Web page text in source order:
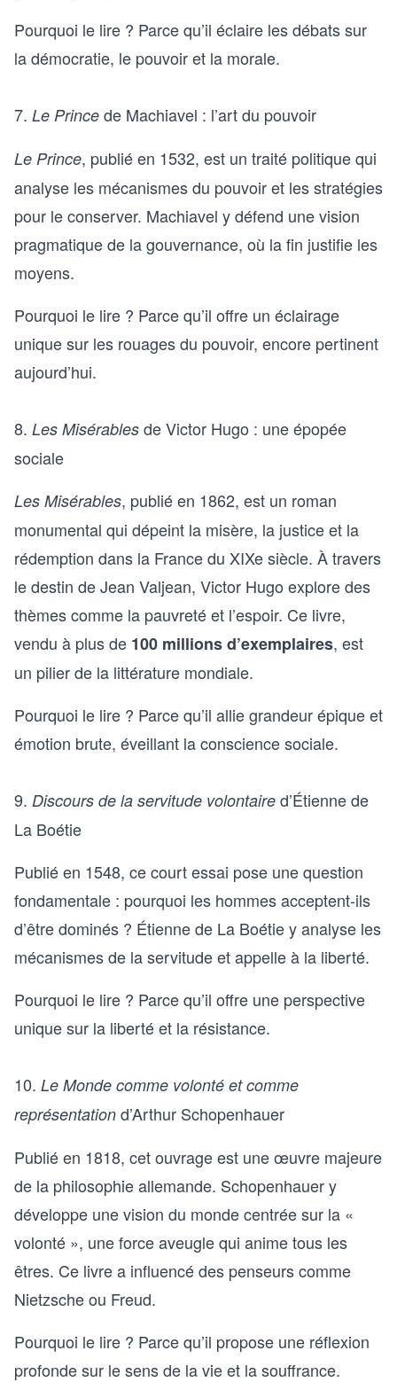
Pourquoi le lire ? Parce qu’il éclaire les débats sur
la démocratie, le pouvoir et la morale.
7. Le Prince de Machiavel : l’art du pouvoir
Le Prince, publié en 1532, est un traité politique qui
analyse les mécanismes du pouvoir et les stratégies
pour le conserver. Machiavel y défend une vision
pragmatique de la gouvernance, où la fin justifie les
moyens.
Pourquoi le lire ? Parce qu’il offre un éclairage
unique sur les rouages du pouvoir, encore pertinent
aujourd’hui.
8. Les Misérables de Victor Hugo : une épopée
sociale
Les Misérables, publié en 1862, est un roman
monumental qui dépeint la misère, la justice et la
rédemption dans la France du XIXe siècle. À travers
le destin de Jean Valjean, Victor Hugo explore des
thèmes comme la pauvreté et l’espoir. Ce livre,
vendu à plus de 100 millions d’exemplaires, est
un pilier de la littérature mondiale.
Pourquoi le lire ? Parce qu’il allie grandeur épique et
émotion brute, éveillant la conscience sociale.
9. Discours de la servitude volontaire d’Étienne de
La Boétie
Publié en 1548, ce court essai pose une question
fondamentale : pourquoi les hommes acceptent-ils
d’être dominés ? Étienne de La Boétie y analyse les
mécanismes de la servitude et appelle à la liberté.
Pourquoi le lire ? Parce qu’il offre une perspective
unique sur la liberté et la résistance.
10. Le Monde comme volonté et comme
représentation d’Arthur Schopenhauer
Publié en 1818, cet ouvrage est une œuvre majeure
de la philosophie allemande. Schopenhauer y
développe une vision du monde centrée sur la «
volonté », une force aveugle qui anime tous les
êtres. Ce livre a influencé des penseurs comme
Nietzsche ou Freud.
Pourquoi le lire ? Parce qu’il propose une réflexion
profonde sur le sens de la vie et la souffrance.